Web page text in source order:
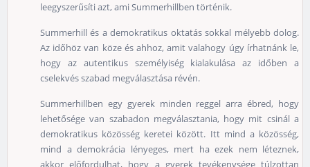
leegyszerűsíti azt, ami Summerhillben történik.
Summerhill és a demokratikus oktatás sokkal mélyebb dolog.
Az időhöz van köze és ahhoz, amit valahogy úgy írhatnánk le,
hogy az autentikus személyiség kialakulása az időben a
cselekvés szabad megválasztása révén.
Summerhillben egy gyerek minden reggel arra ébred, hogy
lehetősége van szabadon megválasztania, hogy mit csinál a
demokratikus közösség keretei között. Itt mind a közösség,
mind a demokrácia lényeges, mert ha ezek nem léteznek,